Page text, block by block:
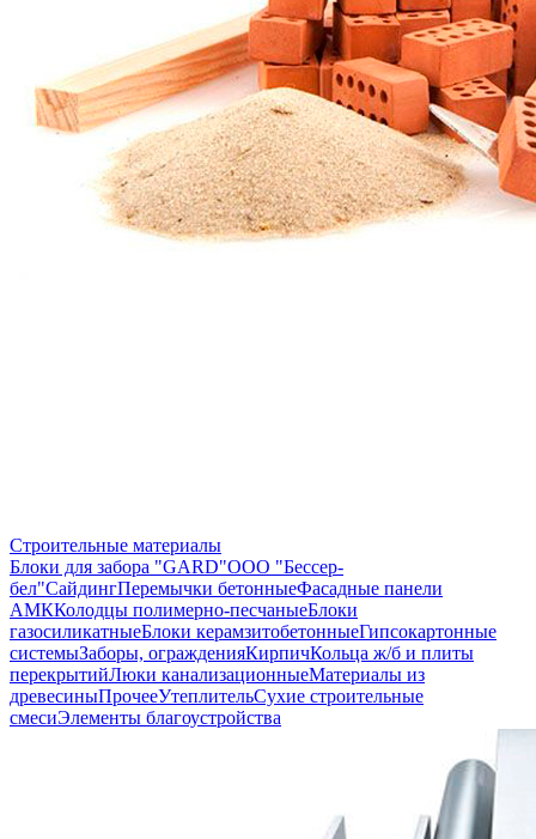
Строительные материалы
Блоки для забора "GARD"ООО "Бессер-
бел"СайдингПеремычки бетонныеФасадные панели
АМККолодцы полимерно-песчаныеБлоки
газосиликатныеБлоки керамзитобетонныеГипсокартонные
системыЗаборы, огражденияКирпичКольца ж/б и плиты
перекрытийЛюки канализационныеМатериалы из
древесиныПрочееУтеплительСухие строительные
смесиЭлементы благоустройства